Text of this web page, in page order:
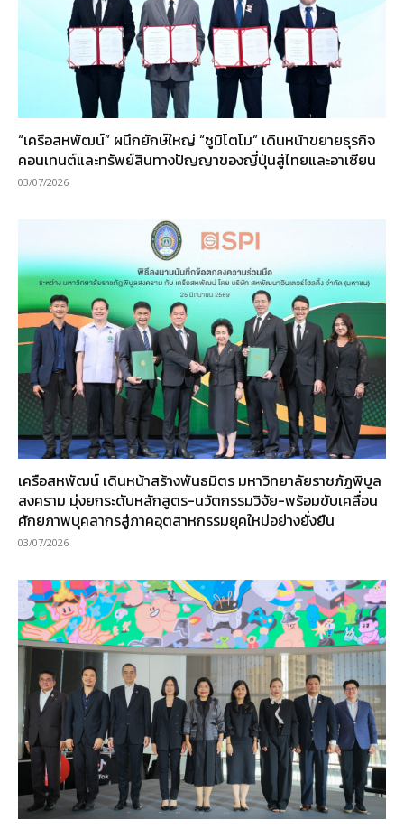
“เครือสหพัฒน์” ผนึกยักษ์ใหญ่ “ซูมิโตโม” เดินหน้าขยายธุรกิจ
คอนเทนต์และทรัพย์สินทางปัญญาของญี่ปุ่นสู่ไทยและอาเซียน
03/07/2026
เครือสหพัฒน์ เดินหน้าสร้างพันธมิตร มหาวิทยาลัยราชภัฏพิบูล
สงคราม มุ่งยกระดับหลักสูตร-นวัตกรรมวิจัย-พร้อมขับเคลื่อน
ศักยภาพบุคลากรสู่ภาคอุตสาหกรรมยุคใหม่อย่างยั่งยืน
03/07/2026